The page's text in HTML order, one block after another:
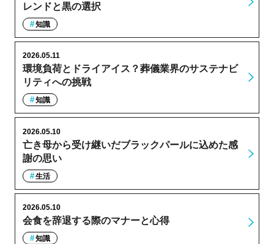
レンドと黒の選択
知識
環境負荷とドライアイス？葬儀業界のサステナビ
リティへの挑戦
2026.05.11
知識
亡き母から受け継いだブラックパールに込めた感
謝の思い
2026.05.10
生活
会食を辞退する際のマナーと心得
2026.05.10
知識